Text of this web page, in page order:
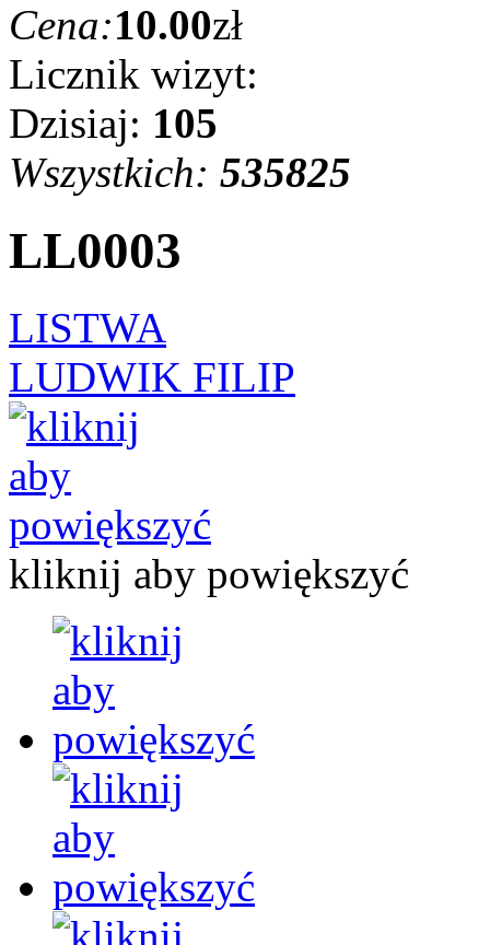
Cena:10.00zł
Licznik wizyt:
Dzisiaj: 105
Wszystkich: 535825
LL0003
LISTWA
LUDWIK FILIP
kliknij aby powiększyć